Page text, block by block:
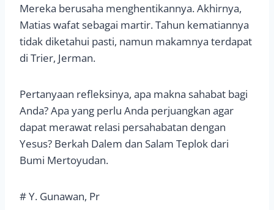
Mereka berusaha menghentikannya. Akhirnya,
Matias wafat sebagai martir. Tahun kematiannya
tidak diketahui pasti, namun makamnya terdapat
di Trier, Jerman.
Pertanyaan refleksinya, apa makna sahabat bagi
Anda? Apa yang perlu Anda perjuangkan agar
dapat merawat relasi persahabatan dengan
Yesus? Berkah Dalem dan Salam Teplok dari
Bumi Mertoyudan.
# Y. Gunawan, Pr